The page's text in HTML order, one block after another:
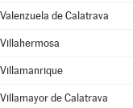
Valenzuela de Calatrava
Villahermosa
Villamanrique
Villamayor de Calatrava